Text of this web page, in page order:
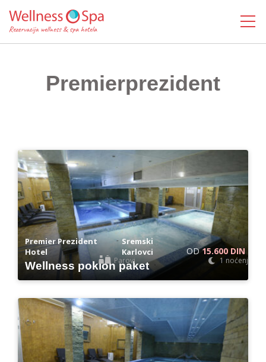
Premierprezident
Premier Prezident
Hotel
- Sremski
Karlovci
Wellness poklon paket
OD15.600 DIN
Parovi 1 noćenje